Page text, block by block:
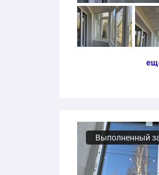
Выполненный